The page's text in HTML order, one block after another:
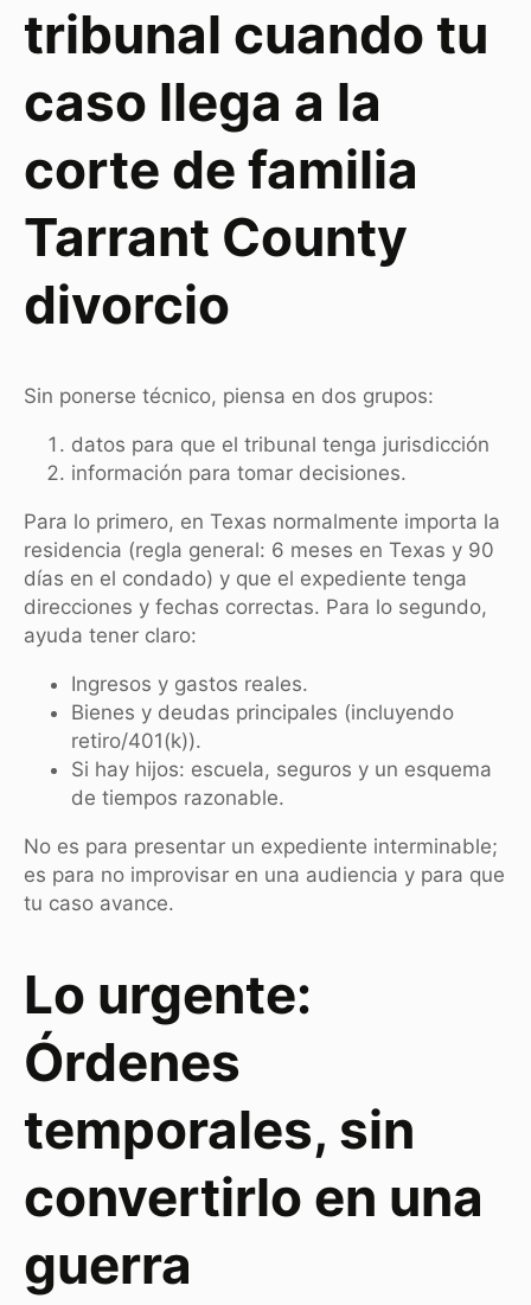
tribunal cuando tu
caso llega a la
corte de familia
Tarrant County
divorcio
Sin ponerse técnico, piensa en dos grupos:
datos para que el tribunal tenga jurisdicción
información para tomar decisiones.
Para lo primero, en Texas normalmente importa la
residencia (regla general: 6 meses en Texas y 90
días en el condado) y que el expediente tenga
direcciones y fechas correctas. Para lo segundo,
ayuda tener claro:
Ingresos y gastos reales.
Bienes y deudas principales (incluyendo
retiro/401(k)).
Si hay hijos: escuela, seguros y un esquema
de tiempos razonable.
No es para presentar un expediente interminable;
es para no improvisar en una audiencia y para que
tu caso avance.
Lo urgente:
Órdenes
temporales, sin
convertirlo en una
guerra